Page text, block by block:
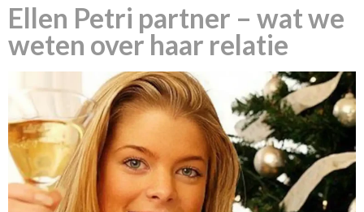
Ellen Petri partner – wat we
weten over haar relatie